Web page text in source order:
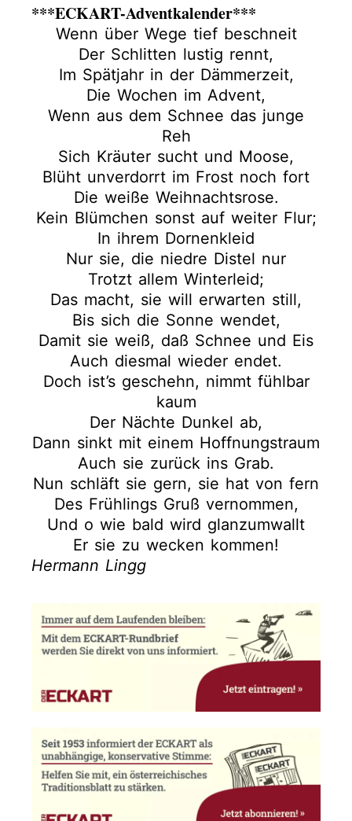
***ECKART-Adventkalender***
Wenn über Wege tief beschneit
Der Schlitten lustig rennt,
Im Spätjahr in der Dämmerzeit,
Die Wochen im Advent,
Wenn aus dem Schnee das junge
Reh
Sich Kräuter sucht und Moose,
Blüht unverdorrt im Frost noch fort
Die weiße Weihnachtsrose.
Kein Blümchen sonst auf weiter Flur;
In ihrem Dornenkleid
Nur sie, die niedre Distel nur
Trotzt allem Winterleid;
Das macht, sie will erwarten still,
Bis sich die Sonne wendet,
Damit sie weiß, daß Schnee und Eis
Auch diesmal wieder endet.
Doch ist’s geschehn, nimmt fühlbar
kaum
Der Nächte Dunkel ab,
Dann sinkt mit einem Hoffnungstraum
Auch sie zurück ins Grab.
Nun schläft sie gern, sie hat von fern
Des Frühlings Gruß vernommen,
Und o wie bald wird glanzumwallt
Er sie zu wecken kommen!
Hermann Lingg